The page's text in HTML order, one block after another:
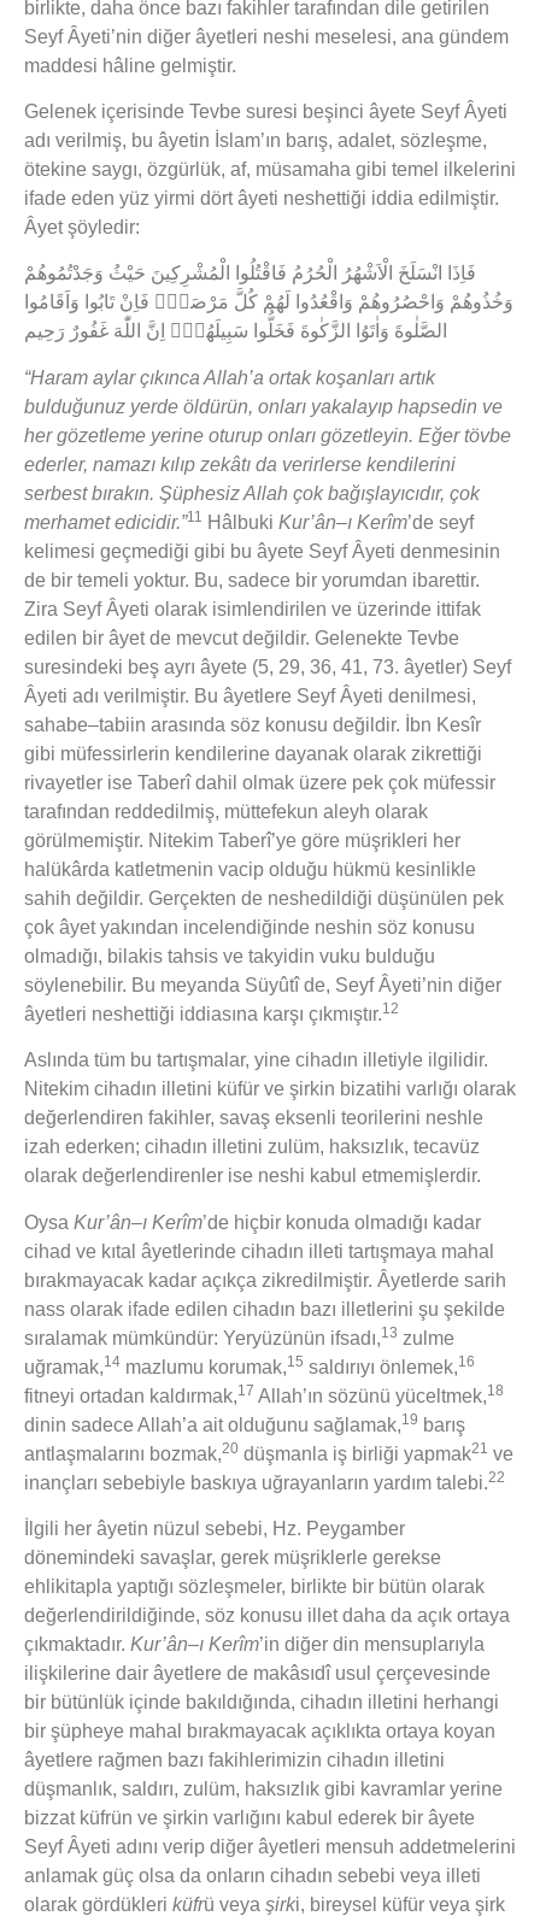
birlikte, daha önce bazı fakihler tarafından dile getirilen
Seyf Âyeti’nin diğer âyetleri neshi meselesi, ana gündem
maddesi hâline gelmiştir.
Gelenek içerisinde Tevbe suresi beşinci âyete Seyf Âyeti
adı verilmiş, bu âyetin İslam’ın barış, adalet, sözleşme,
ötekine saygı, özgürlük, af, müsamaha gibi temel ilkelerini
ifade eden yüz yirmi dört âyeti neshettiği iddia edilmiştir.
Âyet şöyledir:
‬الصَّلٰوةَ‭ ‬وَاٰتَوُا‭ ‬الزَّكٰوةَ‭ ‬فَخَلُّوا‭ ‬سَبِيلَهُمْۜ‭ ‬اِنَّ‭ ‬اللّٰهَ‭ ‬غَفُورٌ‭ ‬رَحِيم
“Haram aylar çıkınca Allah’a ortak koşanları artık
bulduğunuz yerde öldürün, onları yakalayıp hapsedin ve
her gözetleme yerine oturup onları gözetleyin. Eğer tövbe
ederler, namazı kılıp zekâtı da verirlerse kendilerini
serbest bırakın. Şüphesiz Allah çok bağışlayıcıdır, çok
merhamet edicidir.”11 Hâlbuki Kur’ân–ı Kerîm’de seyf
kelimesi geçmediği gibi bu âyete Seyf Âyeti denmesinin
de bir temeli yoktur. Bu, sadece bir yorumdan ibarettir.
Zira Seyf Âyeti olarak isimlendirilen ve üzerinde ittifak
edilen bir âyet de mevcut değildir. Gelenekte Tevbe
suresindeki beş ayrı âyete (5, 29, 36, 41, 73. âyetler) Seyf
Âyeti adı verilmiştir. Bu âyetlere Seyf Âyeti denilmesi,
sahabe–tabiin arasında söz konusu değildir. İbn Kesîr
gibi müfessirlerin kendilerine dayanak olarak zikrettiği
rivayetler ise Taberî dahil olmak üzere pek çok müfessir
tarafından reddedilmiş, müttefekun aleyh olarak
görülmemiştir. Nitekim Taberî’ye göre müşrikleri her
halükârda katletmenin vacip olduğu hükmü kesinlikle
sahih değildir. Gerçekten de neshedildiği düşünülen pek
çok âyet yakından incelendiğinde neshin söz konusu
olmadığı, bilakis tahsis ve takyidin vuku bulduğu
söylenebilir. Bu meyanda Süyûtî de, Seyf Âyeti’nin diğer
âyetleri neshettiği iddiasına karşı çıkmıştır.12
Aslında tüm bu tartışmalar, yine cihadın illetiyle ilgilidir.
Nitekim cihadın illetini küfür ve şirkin bizatihi varlığı olarak
değerlendiren fakihler, savaş eksenli teorilerini neshle
izah ederken; cihadın illetini zulüm, haksızlık, tecavüz
olarak değerlendirenler ise neshi kabul etmemişlerdir.
Oysa Kur’ân–ı Kerîm’de hiçbir konuda olmadığı kadar
cihad ve kıtal âyetlerinde cihadın illeti tartışmaya mahal
bırakmayacak kadar açıkça zikredilmiştir. Âyetlerde sarih
nass olarak ifade edilen cihadın bazı illetlerini şu şekilde
sıralamak mümkündür: Yeryüzünün ifsadı,13 zulme
uğramak,14 mazlumu korumak,15 saldırıyı önlemek,16
fitneyi ortadan kaldırmak,17 Allah’ın sözünü yüceltmek,18
dinin sadece Allah’a ait olduğunu sağlamak,19 barış
antlaşmalarını bozmak,20 düşmanla iş birliği yapmak21 ve
inançları sebebiyle baskıya uğrayanların yardım talebi.22
İlgili her âyetin nüzul sebebi, Hz. Peygamber
dönemindeki savaşlar, gerek müşriklerle gerekse
ehlikitapla yaptığı sözleşmeler, birlikte bir bütün olarak
değerlendirildiğinde, söz konusu illet daha da açık ortaya
çıkmaktadır. Kur’ân–ı Kerîm’in diğer din mensuplarıyla
ilişkilerine dair âyetlere de makâsıdî usul çerçevesinde
bir bütünlük içinde bakıldığında, cihadın illetini herhangi
bir şüpheye mahal bırakmayacak açıklıkta ortaya koyan
âyetlere rağmen bazı fakihlerimizin cihadın illetini
düşmanlık, saldırı, zulüm, haksızlık gibi kavramlar yerine
bizzat küfrün ve şirkin varlığını kabul ederek bir âyete
Seyf Âyeti adını verip diğer âyetleri mensuh addetmelerini
anlamak güç olsa da onların cihadın sebebi veya illeti
olarak gördükleri küfrü veya şirki, bireysel küfür veya şirk